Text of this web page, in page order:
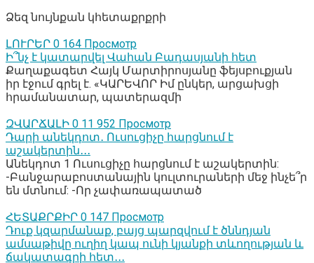
Ձեզ նույնքան կհետաքրքրի
ԼՈՒՐԵՐ 0 164 Просмотр
Ի՞նչ է կատարվել Վահան Բադասյանի հետ
Քաղաքագետ Հայկ Մարտիրոսյանը ֆեյսբուքյան
իր էջում գրել է. «ԿԱՐԵՎՈՐ Իմ ընկեր, արցախցի
հրամանատար, պատերազմի
ԶՎԱՐՃԱԼԻ 0 11 952 Просмотр
Դարի անեկդոտ․ Ուսուցիչը հարցնում է
աշակերտին․․․
Անեկդոտ 1 Ուսուցիչը հարցնում է աշակերտին:
-Բանջարաբոստանային կուլտուրաների մեջ ինչե՞ր
են մտնում: -Որ չափառապատած
ՀԵՏԱՔՐՔԻՐ 0 147 Просмотр
Դուք կզարմանաք, բայց պարզվում է ծննդյան
ամսաթիվը ուղիղ կապ ունի կյանքի տևողության և
ճակատագրի հետ․․․